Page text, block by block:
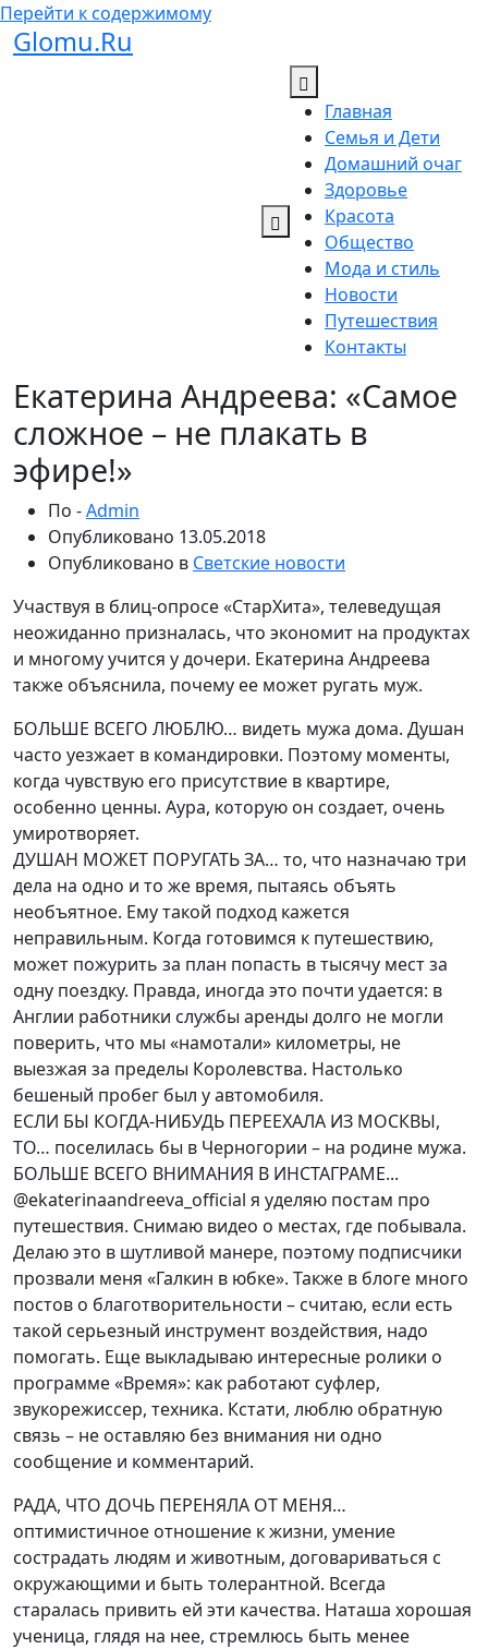
Перейти к содержимому
Glomu.Ru
Главная
Семья и Дети
Домашний очаг
Здоровье
Красота
Общество
Мода и стиль
Новости
Путешествия
Контакты
Екатерина Андреева: «Самое
сложное – не плакать в
эфире!»
По -Admin
Опубликовано 13.05.2018
Опубликовано в Светские новости
Участвуя в блиц-опросе «СтарХита», телеведущая
неожиданно призналась, что экономит на продуктах
и многому учится у дочери. Екатерина Андреева
также объяснила, почему ее может ругать муж.
БОЛЬШЕ ВСЕГО ЛЮБЛЮ… видеть мужа дома. Душан
часто уезжает в командировки. Поэтому моменты,
когда чувствую его присутствие в квартире,
особенно ценны. Аура, которую он создает, очень
умиротворяет.
ДУШАН МОЖЕТ ПОРУГАТЬ ЗА… то, что назначаю три
дела на одно и то же время, пытаясь объять
необъятное. Ему такой подход кажется
неправильным. Когда готовимся к путешествию,
может пожурить за план попасть в тысячу мест за
одну поездку. Правда, иногда это почти удается: в
Англии работники службы аренды долго не могли
поверить, что мы «намотали» километры, не
выезжая за пределы Королевства. Настолько
бешеный пробег был у автомобиля.
ЕСЛИ БЫ КОГДА-НИБУДЬ ПЕРЕЕХАЛА ИЗ МОСКВЫ,
ТО… поселилась бы в Черногории – на родине мужа.
БОЛЬШЕ ВСЕГО ВНИМАНИЯ В ИНСТАГРАМЕ...
@ekaterinaandreeva_official я уделяю постам про
путешествия. Снимаю видео о местах, где побывала.
Делаю это в шутливой манере, поэтому подписчики
прозвали меня «Галкин в юбке». Также в блоге много
постов о благотворительности – считаю, если есть
такой серьезный инструмент воздействия, надо
помогать. Еще выкладываю интересные ролики о
программе «Время»: как работают суфлер,
звукорежиссер, техника. Кстати, люблю обратную
связь – не оставляю без внимания ни одно
сообщение и комментарий.
РАДА, ЧТО ДОЧЬ ПЕРЕНЯЛА ОТ МЕНЯ…
оптимистичное отношение к жизни, умение
сострадать людям и животным, договариваться с
окружающими и быть толерантной. Всегда
старалась привить ей эти качества. Наташа хорошая
ученица, глядя на нее, стремлюсь быть менее